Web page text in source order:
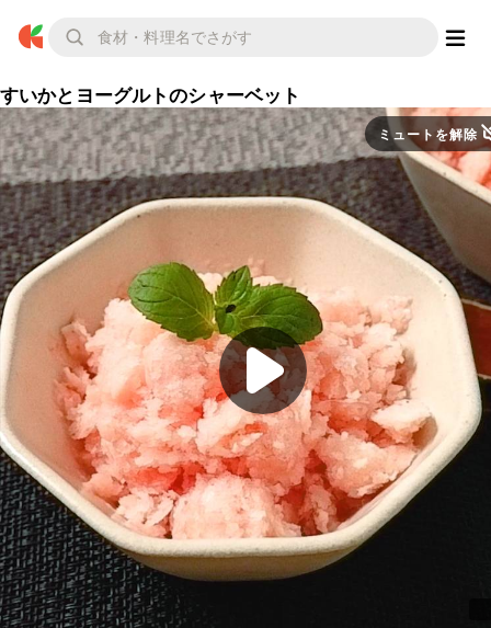
すいかとヨーグルトのシャーベット
ミュートを解除